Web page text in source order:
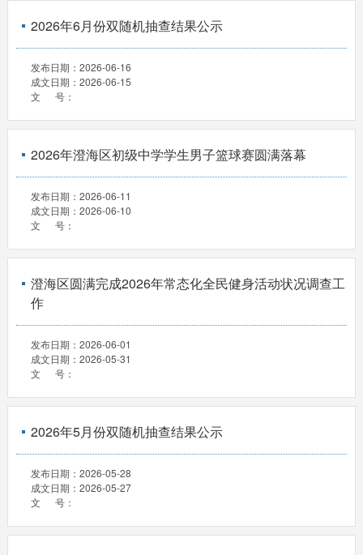
2026年6月份双随机抽查结果公示
发布日期： 2026-06-16
成文日期： 2026-06-15
文 号：
2026年澄海区初级中学学生男子篮球赛圆满落幕
发布日期： 2026-06-11
成文日期： 2026-06-10
文 号：
澄海区圆满完成2026年常态化全民健身活动状况调查工
作
发布日期： 2026-06-01
成文日期： 2026-05-31
文 号：
2026年5月份双随机抽查结果公示
发布日期： 2026-05-28
成文日期： 2026-05-27
文 号：